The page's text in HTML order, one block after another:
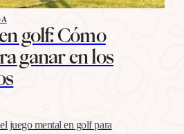
golf: Cómo
ganar en los
juego mental en golf para